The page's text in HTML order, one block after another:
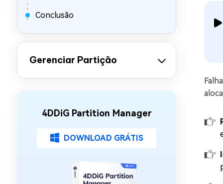
Conclusão
Gerenciar Partição
4DDiG Partition Manager
DOWNLOAD GRÁTIS